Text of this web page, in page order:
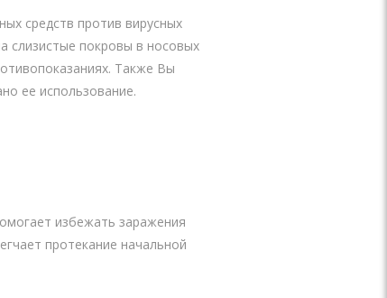
средств против вирусных
слизистые покровы в носовых
Также Вы
ее использование.
избежать заражения
протекание начальной